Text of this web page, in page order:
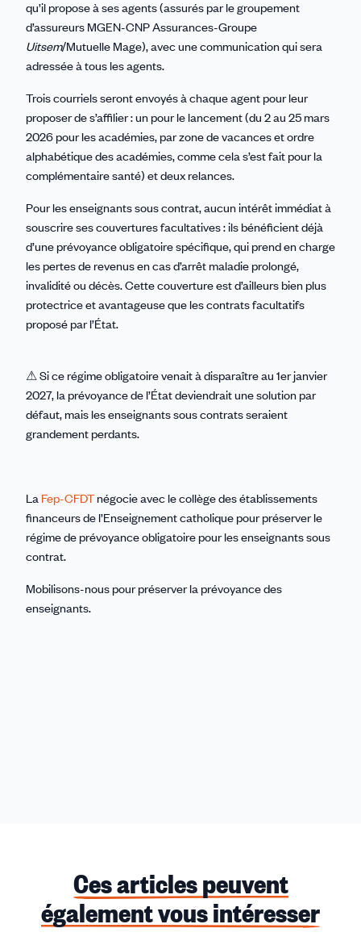
qu’il propose à ses agents (assurés par le groupement
d’assureurs MGEN-CNP Assurances-Groupe
Uitsem/Mutuelle Mage), avec une communication qui sera
adressée à tous les agents.
Trois courriels seront envoyés à chaque agent pour leur
proposer de s’affilier : un pour le lancement (du 2 au 25 mars
2026 pour les académies, par zone de vacances et ordre
alphabétique des académies, comme cela s’est fait pour la
complémentaire santé) et deux relances.
Pour les enseignants sous contrat, aucun intérêt immédiat à
souscrire ses couvertures facultatives : ils bénéficient déjà
d’une prévoyance obligatoire spécifique, qui prend en charge
les pertes de revenus en cas d’arrêt maladie prolongé,
invalidité ou décès. Cette couverture est d’ailleurs bien plus
protectrice et avantageuse que les contrats facultatifs
proposé par l’État.
⚠ Si ce régime obligatoire venait à disparaître au 1er janvier
2027, la prévoyance de l’État deviendrait une solution par
défaut, mais les enseignants sous contrats seraient
grandement perdants.
La Fep-CFDTnégocie avec le collège des établissements
financeurs de l’Enseignement catholique pour préserver le
régime de prévoyance obligatoire pour les enseignants sous
contrat.
Mobilisons-nous pour préserver la prévoyance des
enseignants.
Ces articles peuvent
également vous intéresser